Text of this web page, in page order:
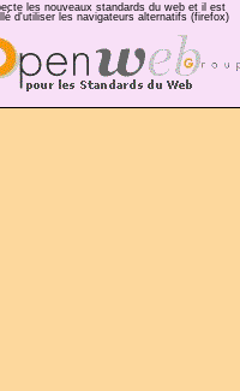
les nouveaux standards du web et il est
d'utiliser les navigateurs alternatifs (firefox)